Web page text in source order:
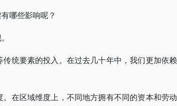
哪些影响呢？
统要素的投入。在过去几十年中，我们更加依赖
在区域维度上，不同地方拥有不同的资本和劳动